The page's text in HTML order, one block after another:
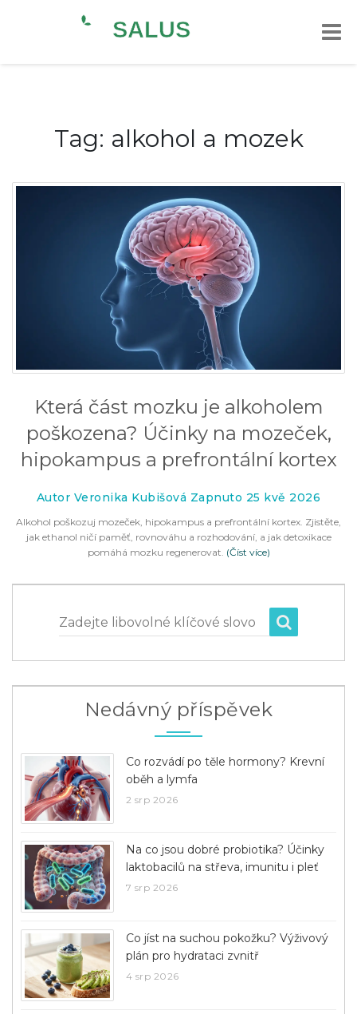
Tag: alkohol a mozek
Která část mozku je alkoholem
poškozena? Účinky na mozeček,
hipokampus a prefrontální kortex
Autor Veronika Kubišová Zapnuto 25 kvě 2026
Alkohol poškozuj mozeček, hipokampus a prefrontální kortex. Zjistěte,
jak ethanol ničí paměť, rovnováhu a rozhodování, a jak detoxikace
pomáhá mozku regenerovat. (Číst více)
Zadejte libovolné klíčové slovo
Nedávný příspěvek
Co rozvádí po těle hormony? Krevní
oběh a lymfa
2 srp 2026
Na co jsou dobré probiotika? Účinky
laktobacilů na střeva, imunitu i pleť
7 srp 2026
Co jíst na suchou pokožku? Výživový
plán pro hydrataci zvnitř
4 srp 2026